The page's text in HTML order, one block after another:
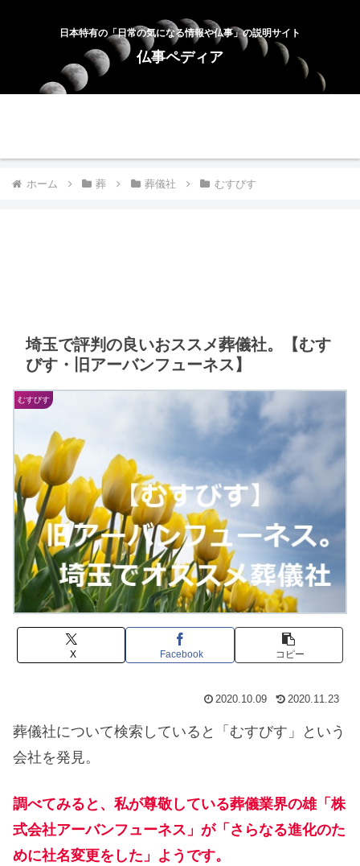
日本特有の「日常の気になる情報や仏事」の説明サイト
仏事ペディア
ホーム 葬 葬儀社 むすびす
埼玉で評判の良いおススメ葬儀社。【むす
びす・旧アーバンフューネス】
むすびす
X Facebook コピー
2020.10.09 2020.11.23
葬儀社について検索していると「むすびす」という
会社を発見。
調べてみると、 私が尊敬している葬儀業界の雄「株
式会社アーバンフューネス」が「さらなる進化のた
めに社名変更をした」ようです。